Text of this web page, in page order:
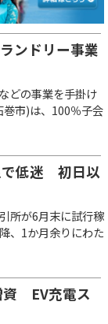
ンドリー事業
どの事業を手掛け
市)は、100％子会
で低迷 初日以
所が6月末に試行稼
、1か月余りにわた
資 EV充電ス